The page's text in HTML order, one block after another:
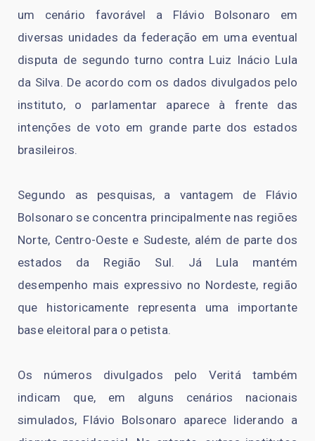
um cenário favorável a Flávio Bolsonaro em
diversas unidades da federação em uma eventual
disputa de segundo turno contra Luiz Inácio Lula
da Silva. De acordo com os dados divulgados pelo
instituto, o parlamentar aparece à frente das
intenções de voto em grande parte dos estados
brasileiros.
Segundo as pesquisas, a vantagem de Flávio
Bolsonaro se concentra principalmente nas regiões
Norte, Centro-Oeste e Sudeste, além de parte dos
estados da Região Sul. Já Lula mantém
desempenho mais expressivo no Nordeste, região
que historicamente representa uma importante
base eleitoral para o petista.
Os números divulgados pelo Veritá também
indicam que, em alguns cenários nacionais
simulados, Flávio Bolsonaro aparece liderando a